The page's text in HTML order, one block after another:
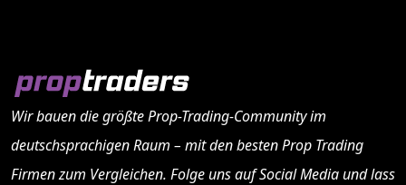
Wir bauen die größte Prop-Trading-Community im
deutschsprachigen Raum – mit den bestenProp Trading
Firmenzum Vergleichen. Folge uns auf Social Media und lass